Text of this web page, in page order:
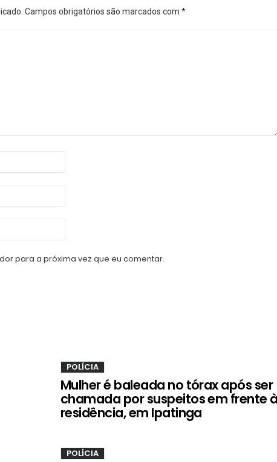
Campos obrigatórios são marcados com *
para a próxima vez que eu comentar.
POLÍCIA
Mulher é baleada no tórax após ser
chamada por suspeitos em frente à
residência, em Ipatinga
POLÍCIA